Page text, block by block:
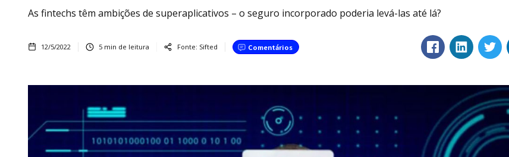
As fintechs têm ambições de superaplicativos – o seguro incorporado poderia levá-las até lá?
12/5/2022 5 min de leitura Fonte: Sifted Comentários